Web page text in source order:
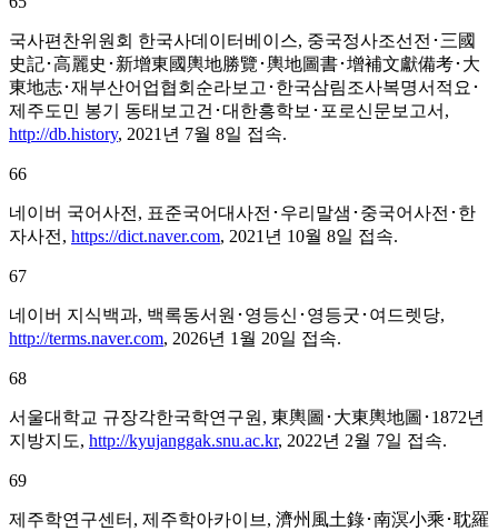
국사편찬위원회 한국사데이터베이스, 중국정사조선전･三國
史記･高麗史･新增東國輿地勝覽･輿地圖書･增補文獻備考･大
東地志･재부산어업협회순라보고･한국삼림조사복명서적요･
제주도민 봉기 동태보고건･대한흥학보･포로신문보고서,
http://db.history, 2021년 7월 8일 접속.
66
네이버 국어사전, 표준국어대사전･우리말샘･중국어사전･한
자사전, https://dict.naver.com, 2021년 10월 8일 접속.
67
네이버 지식백과, 백록동서원･영등신･영등굿･여드렛당,
http://terms.naver.com, 2026년 1월 20일 접속.
68
서울대학교 규장각한국학연구원, 東輿圖･大東輿地圖･1872년
지방지도, http://kyujanggak.snu.ac.kr, 2022년 2월 7일 접속.
69
제주학연구센터, 제주학아카이브, 濟州風土錄･南溟小乘･耽羅